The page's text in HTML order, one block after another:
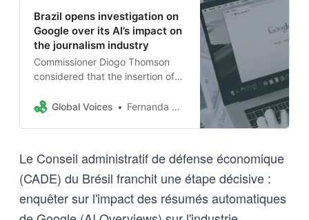
Brazil opens investigation on
Google over its AI’s impact on
the journalism industry
Commissioner Diogo Thomson
considered that the insertion of
altered the dynamics of access,
Global Voices Fernanda Canofre
Le Conseil administratif de défense économique
(CADE) du Brésil franchit une étape décisive :
enquêter sur l'impact des résumés automatiques